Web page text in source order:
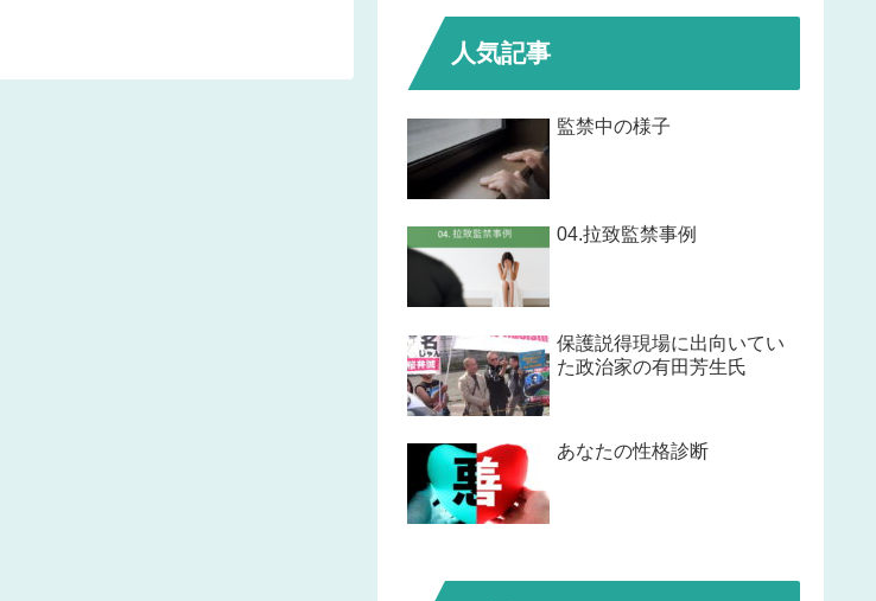
人気記事
監禁中の様子
04.拉致監禁事例
保護説得現場に出向いてい
た政治家の有田芳生氏
あなたの性格診断